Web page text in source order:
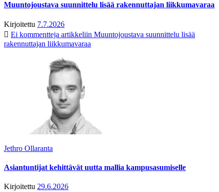
Muuntojoustava suunnittelu lisää rakennuttajan liikkumavaraa
Kirjoitettu 7.7.2026
Ei kommentteja artikkeliin Muuntojoustava suunnittelu lisää
rakennuttajan liikkumavaraa
Jethro Ollaranta
Asiantuntijat kehittävät uutta mallia kampusasumiselle
Kirjoitettu 29.6.2026